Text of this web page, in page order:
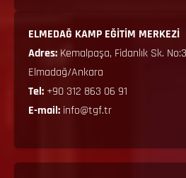
ELMEDAĞ KAMP EĞİTİM MERKEZİ
Adres: Kemalpaşa, Fidanlık Sk.
Elmadağ/Ankara
Tel: +90 312 863 06 91
E-mail: info@tgf.tr